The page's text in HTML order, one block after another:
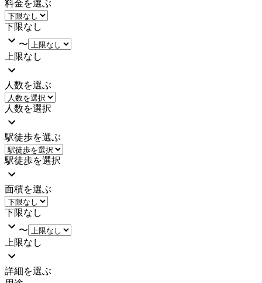
料金を選ぶ
下限なし
〜
上限なし
人数を選ぶ
人数を選択
駅徒歩を選ぶ
駅徒歩を選択
面積を選ぶ
下限なし
〜
上限なし
詳細を選ぶ